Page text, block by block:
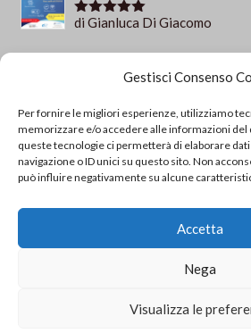
Gestisci Consenso
Per fornire le migliori esperienze, utilizziamo
memorizzare e/o accedere alle informazioni del
queste tecnologie ci permetterà di elaborare
navigazione o ID unici su questo sito. Non
può influire negativamente su alcune
Accetta
Nega
Visualizza le
Valutato5
di Gianluca Di Giacomo
84013 Cava de' Tirreni
+39 329 952 9244
info@solsisacademy.it
Lun-Ven: 09:30-18:30, Sab: 10:00-
Pausa pranzo: 13:30-15:30
© Copyright - SOLSIS Academy
SISTEMI di Catino Valentino - Via
SA403194 Tel. 329/9529244 -